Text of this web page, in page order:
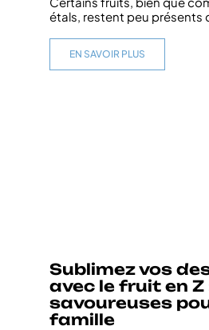
étals, restent peu présents
EN SAVOIR PLUS
Sublimez vos
avec le fruit en
savoureuses
famille